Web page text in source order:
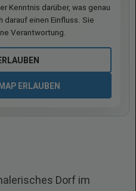
Kenntnis darüber, was genau
darauf einen Einfluss. Sie
Verantwortung.
ERLAUBEN
Dorf im